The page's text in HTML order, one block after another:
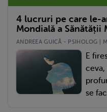
4 lucruri pe care le-
Mondială a Sănătății
ANDREEA GUICĂ - PSIHOLOG |
E
ceva,
se